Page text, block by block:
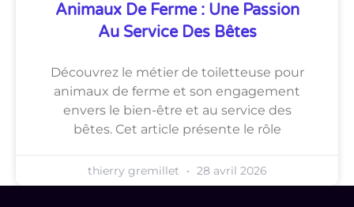
Animaux De Ferme : Une Passion
Au Service Des Bêtes
Découvrez le métier de toiletteuse pour
animaux de ferme et son engagement
envers le bien-être et au service des
bêtes. Cet article présente le rôle
thierry gremillet 28 avril 2026